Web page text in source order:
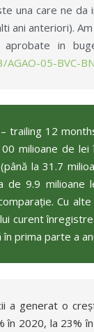
una care ne da
ani anteriori).
in
05-BVC-
trailing 12
milioane de
la 31.7
9.9 milioane
Cu
curent
prima parte a
a generat o
2020, la 23%